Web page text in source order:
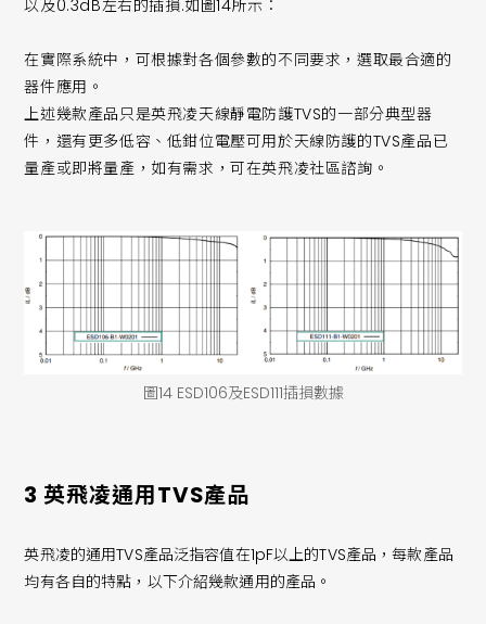
圖14 ESD106及ESD111插損數據
以及0.3dB左右的插損.如圖14所示：
在實際系統中，可根據對各個參數的不同要求，選取最合適的
器件應用。
上述幾款產品只是英飛凌天線靜電防護TVS的一部分典型器
件，還有更多低容、低鉗位電壓可用於天線防護的TVS產品已
量產或即將量產，如有需求，可在英飛凌社區諮詢。
3 英飛凌通用TVS產品
英飛凌的通用TVS產品泛指容值在1pF以上的TVS產品，每款產品
均有各自的特點，以下介紹幾款通用的產品。